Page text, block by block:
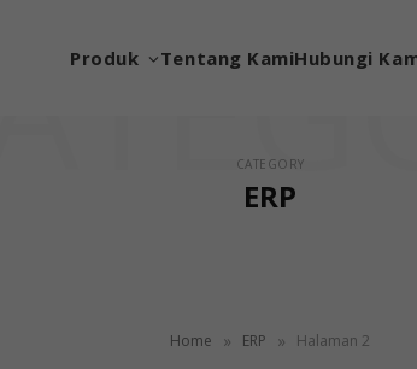
Produk Tentang KamiHubungi
CATEGORY
ERP
Home » ERP » Halaman 2